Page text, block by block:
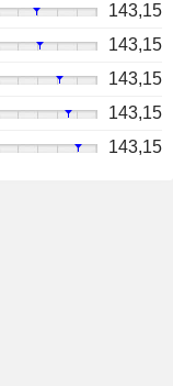
143,15
143,15
143,15
143,15
143,15